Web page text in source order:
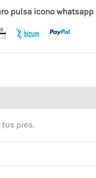
pulsa icono whatsapp
tus pies.